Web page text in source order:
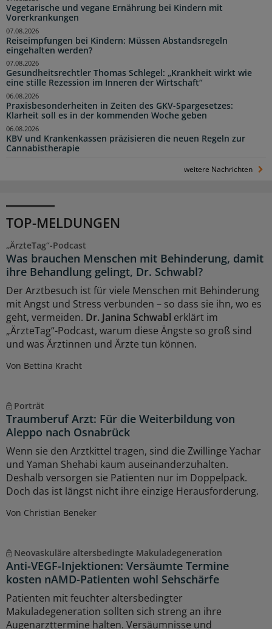
Vegetarische und vegane Ernährung bei Kindern mit
Vorerkrankungen
Reiseimpfungen bei Kindern: Müssen Abstandsregeln
eingehalten werden?
07.08.2026
Gesundheitsrechtler Thomas Schlegel: „Krankheit wirkt wie
eine stille Rezession im Inneren der Wirtschaft“
07.08.2026
Praxisbesonderheiten in Zeiten des GKV-Spargesetzes:
Klarheit soll es in der kommenden Woche geben
06.08.2026
KBV und Krankenkassen präzisieren die neuen Regeln zur
Cannabistherapie
06.08.2026
weitere Nachrichten
TOP-MELDUNGEN
„ÄrzteTag“-Podcast
Was brauchen Menschen mit Behinderung, damit
ihre Behandlung gelingt, Dr. Schwabl?
Der Arztbesuch ist für viele Menschen mit Behinderung
mit Angst und Stress verbunden – so dass sie ihn, wo es
geht, vermeiden. Dr. Janina Schwabl erklärt im
„ÄrzteTag“-Podcast, warum diese Ängste so groß sind
und was Ärztinnen und Ärzte tun können.
Von Bettina Kracht
Porträt
Traumberuf Arzt: Für die Weiterbildung von
Aleppo nach Osnabrück
Wenn sie den Arztkittel tragen, sind die Zwillinge Yachar
und Yaman Shehabi kaum auseinanderzuhalten.
Deshalb versorgen sie Patienten nur im Doppelpack.
Doch das ist längst nicht ihre einzige Herausforderung.
Von Christian Beneker
Neovaskuläre altersbedingte Makuladegeneration
Anti-VEGF-Injektionen: Versäumte Termine
kosten nAMD-Patienten wohl Sehschärfe
Patienten mit feuchter altersbedingter
Makuladegeneration sollten sich streng an ihre
Augenarzttermine halten. Versäumnisse und